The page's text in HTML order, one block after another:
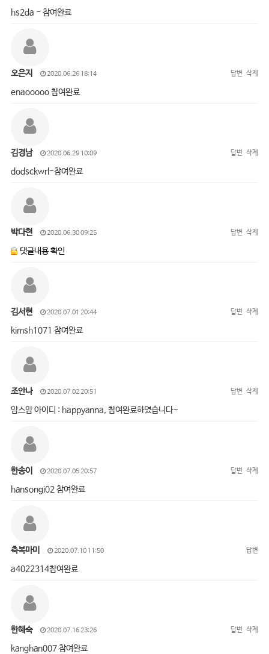
hs2da - 참여완료
오은지 2020.06.26 18:14 답변 삭제
enaooooo 참여완료
김경남 2020.06.29 10:09 답변 삭제
dodsckwrl-참여완료
박다현 2020.06.30 09:25 답변 삭제
댓글내용 확인
김서현 2020.07.01 20:44 답변 삭제
kimsh1071 참여완료
조안나 2020.07.02 20:51 답변 삭제
맘스맘 아이디 : happyanna, 참여완료하였습니다~
한송이 2020.07.05 20:57 답변 삭제
hansongi02 참여완료
축복마미 2020.07.10 11:50 답변
a4022314참여완료
한혜숙 2020.07.16 23:26 답변 삭제
kanghan007 참여완료